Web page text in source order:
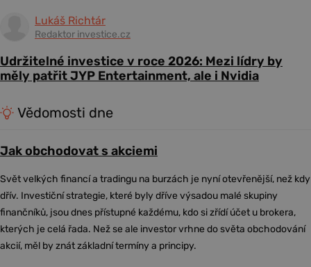
Lukáš Richtár
Redaktor investice.cz
Udržitelné investice v roce 2026: Mezi lídry by
měly patřit JYP Entertainment, ale i Nvidia
Vědomosti dne
Jak obchodovat s akciemi
Svět velkých financí a tradingu na burzách je nyní otevřenější, než kdy
dřív. Investiční strategie, které byly dříve výsadou malé skupiny
finančníků, jsou dnes přístupné každému, kdo si zřídí účet u brokera,
kterých je celá řada. Než se ale investor vrhne do světa obchodování
akcií, měl by znát základní termíny a principy.